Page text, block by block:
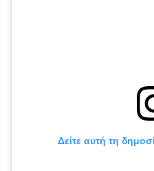
Δείτε αυτή τη